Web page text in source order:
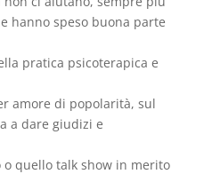
hanno speso buona parte
pratica psicoterapica e
amore di popolarità, sul
a dare giudizi e
o quello talk show in merito